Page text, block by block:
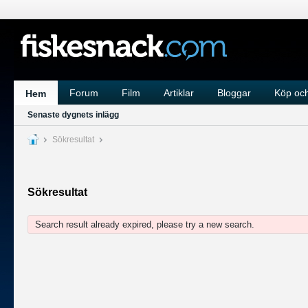
Hem Forum Film Artiklar Bloggar Köp
Senaste dygnets inlägg
Sökresultat
Sökresultat
Search result already expired, please try a new search.